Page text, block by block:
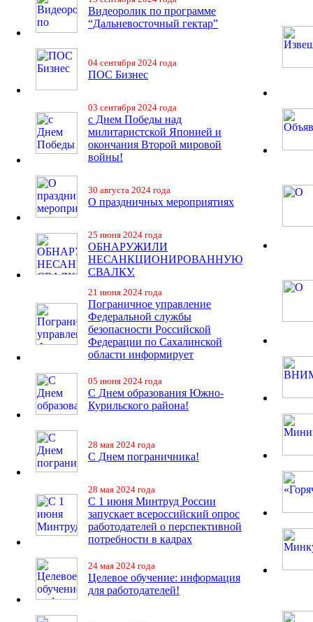
Видеоролик по программе
“Дальневосточный гектар”
04 сентября 2024 года
ПОС Бизнес
03 сентября 2024 года
с Днем Победы над
милитаристской Японией и
окончания Второй мировой
войны!
30 августа 2024 года
О праздничных мероприятиях
25 июня 2024 года
ОБНАРУЖИЛИ
НЕСАНКЦИОНИРОВАННУЮ
СВАЛКУ.
21 июня 2024 года
Пограничное управление
Федеральной службы
безопасности Российской
Федерации по Сахалинской
области информирует
05 июня 2024 года
С Днем образования Южно-
Курильского района!
28 мая 2024 года
С Днем пограничника!
28 мая 2024 года
С 1 июня Минтруд России
запускает всероссийский опрос
работодателей о перспективной
потребности в кадрах
24 мая 2024 года
Целевое обучение: информация
для работодателей!